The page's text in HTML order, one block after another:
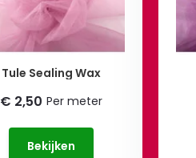
Tule Sealing Wax
€ 2,50 Per meter
Bekijken